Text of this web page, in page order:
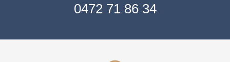
0472 71 86 34